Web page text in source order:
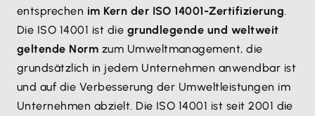
entsprechen im Kern der ISO 14001-Zertifizierung.
Die ISO 14001 ist die grundlegende und weltweit
geltende Norm zum Umweltmanagement, die
grundsätzlich in jedem Unternehmen anwendbar ist
und auf die Verbesserung der Umweltleistungen im
Unternehmen abzielt. Die ISO 14001 ist seit 2001 die